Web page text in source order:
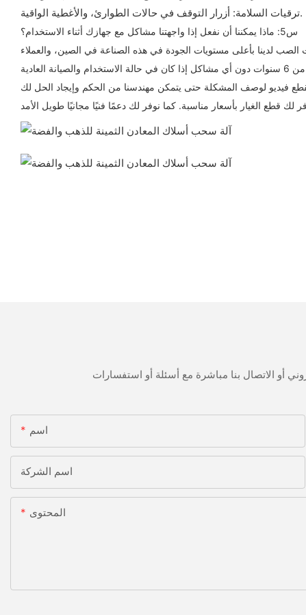
ترقيات السلامة: أزرار التوقف في حالات الطوارئ، والأغطية الواقية.
س5: ماذا يمكننا أن نفعل إذا واجهتنا مشاكل مع جهازك أثناء الاستخدام؟
اسم
اسم الشركة
المحتوى